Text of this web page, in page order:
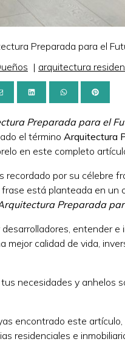
Preparada para el
| arquitectura
Preparada para el
el término Arquitectura
en este completo
recordado por su célebre
está planteada en
Preparada
entender
mejor calidad de vida,
necesidades y anhelos
encontrado este
residenciales e